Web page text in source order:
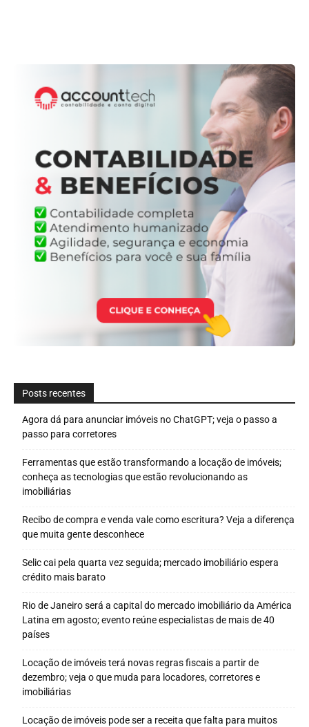
Posts recentes
Agora dá para anunciar imóveis no ChatGPT; veja o passo a
passo para corretores
Ferramentas que estão transformando a locação de imóveis;
conheça as tecnologias que estão revolucionando as
imobiliárias
Recibo de compra e venda vale como escritura? Veja a diferença
que muita gente desconhece
Selic cai pela quarta vez seguida; mercado imobiliário espera
crédito mais barato
Rio de Janeiro será a capital do mercado imobiliário da América
Latina em agosto; evento reúne especialistas de mais de 40
países
Locação de imóveis terá novas regras fiscais a partir de
dezembro; veja o que muda para locadores, corretores e
imobiliárias
Locação de imóveis pode ser a receita que falta para muitos